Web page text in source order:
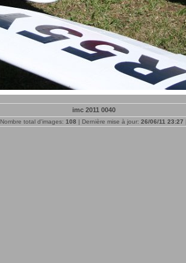
imc 2011 0040
Nombre total d'images: 108 | Dernière mise à jour: 26/06/11 23:27